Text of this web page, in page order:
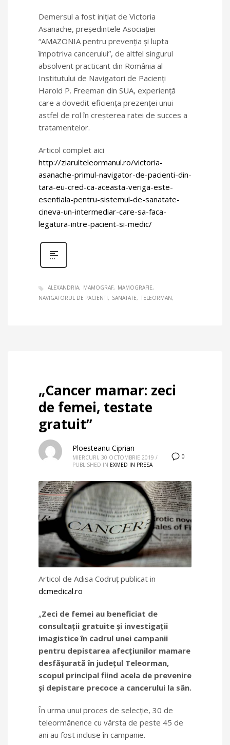
Demersul a fost iniţiat de Victoria
Asanache, preşedintele Asociaţiei
“AMAZONIA pentru prevenţia şi lupta
împotriva cancerului”, de altfel singurul
absolvent practicant din România al
Institutului de Navigatori de Pacienți
Harold P. Freeman din SUA, experiență
care a dovedit eficiența prezenței unui
astfel de rol în creșterea ratei de succes a
tratamentelor.
Articol complet aici
http://ziarulteleormanul.ro/victoria-
asanache-primul-navigator-de-pacienti-din-
tara-eu-cred-ca-aceasta-veriga-este-
esentiala-pentru-sistemul-de-sanatate-
cineva-un-intermediar-care-sa-faca-
legatura-intre-pacient-si-medic/
ALEXANDRIA MAMOGRAF
MAMOGRAFIE
NAVIGATORUL DE PACIENTI
SANATATE TELEORMAN
„Cancer mamar: zeci
de femei, testate
gratuit”
0
Ploesteanu Ciprian
MIERCURI, 30 OCTOMBRIE 2019 /
PUBLISHED IN EXMED IN PRESA
Articol de Adisa Codruț publicat in
dcmedical.ro
„Zeci de femei au beneficiat de
consultaţii gratuite şi investigaţii
imagistice în cadrul unei campanii
pentru depistarea afecţiunilor mamare
desfăşurată în judeţul Teleorman,
scopul principal fiind acela de prevenire
şi depistare precoce a cancerului la sân.
În urma unui proces de selecţie, 30 de
teleormănence cu vârsta de peste 45 de
ani au fost incluse în campanie.